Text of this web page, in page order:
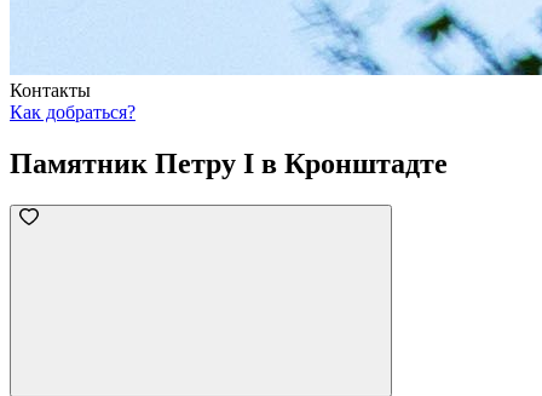
Контакты
Как добраться?
Памятник Петру I в Кронштадте